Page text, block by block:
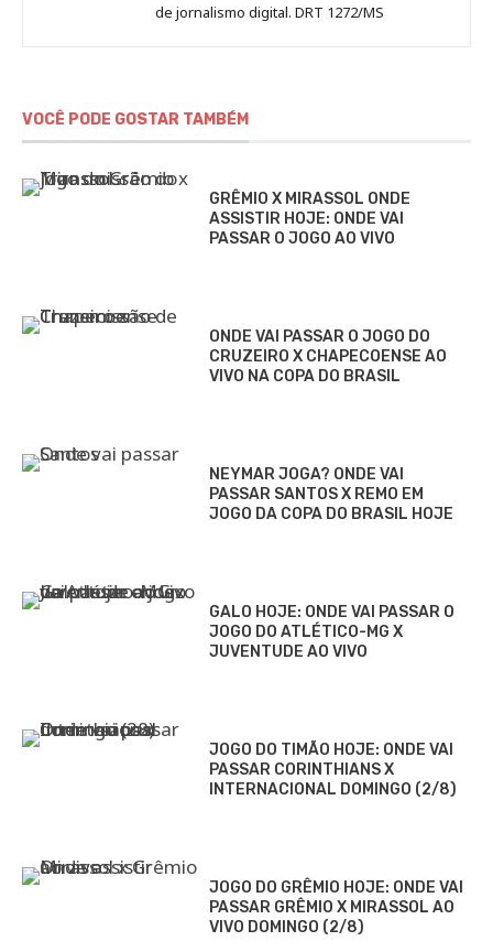
de jornalismo digital. DRT 1272/MS
VOCÊ PODE GOSTAR TAMBÉM
GRÊMIO X MIRASSOL ONDE
ASSISTIR HOJE: ONDE VAI
PASSAR O JOGO AO VIVO
ONDE VAI PASSAR O JOGO DO
CRUZEIRO X CHAPECOENSE AO
VIVO NA COPA DO BRASIL
NEYMAR JOGA? ONDE VAI
PASSAR SANTOS X REMO EM
JOGO DA COPA DO BRASIL HOJE
GALO HOJE: ONDE VAI PASSAR O
JOGO DO ATLÉTICO-MG X
JUVENTUDE AO VIVO
JOGO DO TIMÃO HOJE: ONDE VAI
PASSAR CORINTHIANS X
INTERNACIONAL DOMINGO (2/8)
JOGO DO GRÊMIO HOJE: ONDE VAI
PASSAR GRÊMIO X MIRASSOL AO
VIVO DOMINGO (2/8)